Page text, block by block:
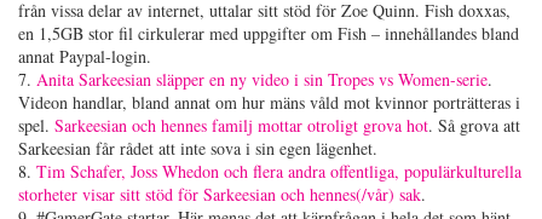
från vissa delar av internet, uttalar sitt stöd för Zoe Quinn. Fish doxxas,
en 1,5GB stor fil cirkulerar med uppgifter om Fish – innehållandes bland
annat Paypal-login.
7. Anita Sarkeesian släpper en ny video i sin Tropes vs Women-serie.
Videon handlar, bland annat om hur mäns våld mot kvinnor porträtteras i
spel. Sarkeesian och hennes familj mottar otroligt grova hot. Så grova att
Sarkeesian får rådet att inte sova i sin egen lägenhet.
8. Tim Schafer, Joss Whedon och flera andra offentliga, populärkulturella
storheter visar sitt stöd för Sarkeesian och hennes(/vår) sak.